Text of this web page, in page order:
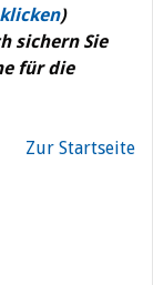
)
sichern Sie
für die
Zur Startseite